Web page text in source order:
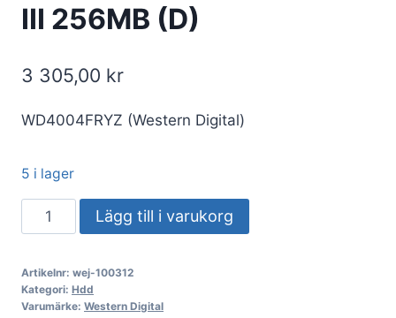
III 256MB (D)
3 305,00 kr
WD4004FRYZ (Western Digital)
5 i lager
Hårddisk
WD
WD4004FRYZ
4TB
Lägg till i varukorg
Artikelnr: wej-100312
Kategori: Hdd
Varumärke: Western Digital